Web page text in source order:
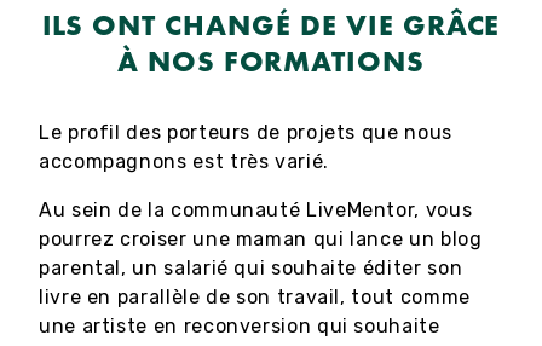
ILS ONT CHANGÉ DE VIE GRÂCE
À NOS FORMATIONS
Le profil des porteurs de projets que nous
accompagnons est très varié.
Au sein de la communauté LiveMentor, vous
pourrez croiser une maman qui lance un blog
parental, un salarié qui souhaite éditer son
livre en parallèle de son travail, tout comme
une artiste en reconversion qui souhaite